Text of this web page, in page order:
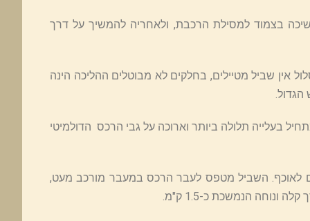
בצמוד למסילת הרכבת, ולאחריה להמשיך על דרך
אין שביל מטיילים, בחלקים לא מבוטלים ההליכה הינה
בעלייה תלולה ביותר וארוכה על גבי הרכס הדולמיטי
נמצא בגובה 585 מטר ולאחריו יורדים לאוכף. השביל מטפס לעבר הרכס במעבר מורכב מעט,
הנמשכת כ-1.5 ק"מ.